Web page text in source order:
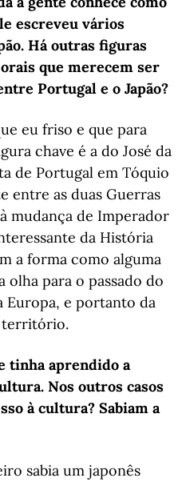
escreveu vários
Há outras figuras
que merecem ser
Portugal e o Japão?
eu friso e que para
chave é a do José da
de Portugal em Tóquio
entre as duas Guerras
mudança de Imperador
da História
a forma como alguma
para o passado do
Europa, e portanto da
território.
tinha aprendido a
Nos outros casos
à cultura? Sabiam a
sabia um japonês